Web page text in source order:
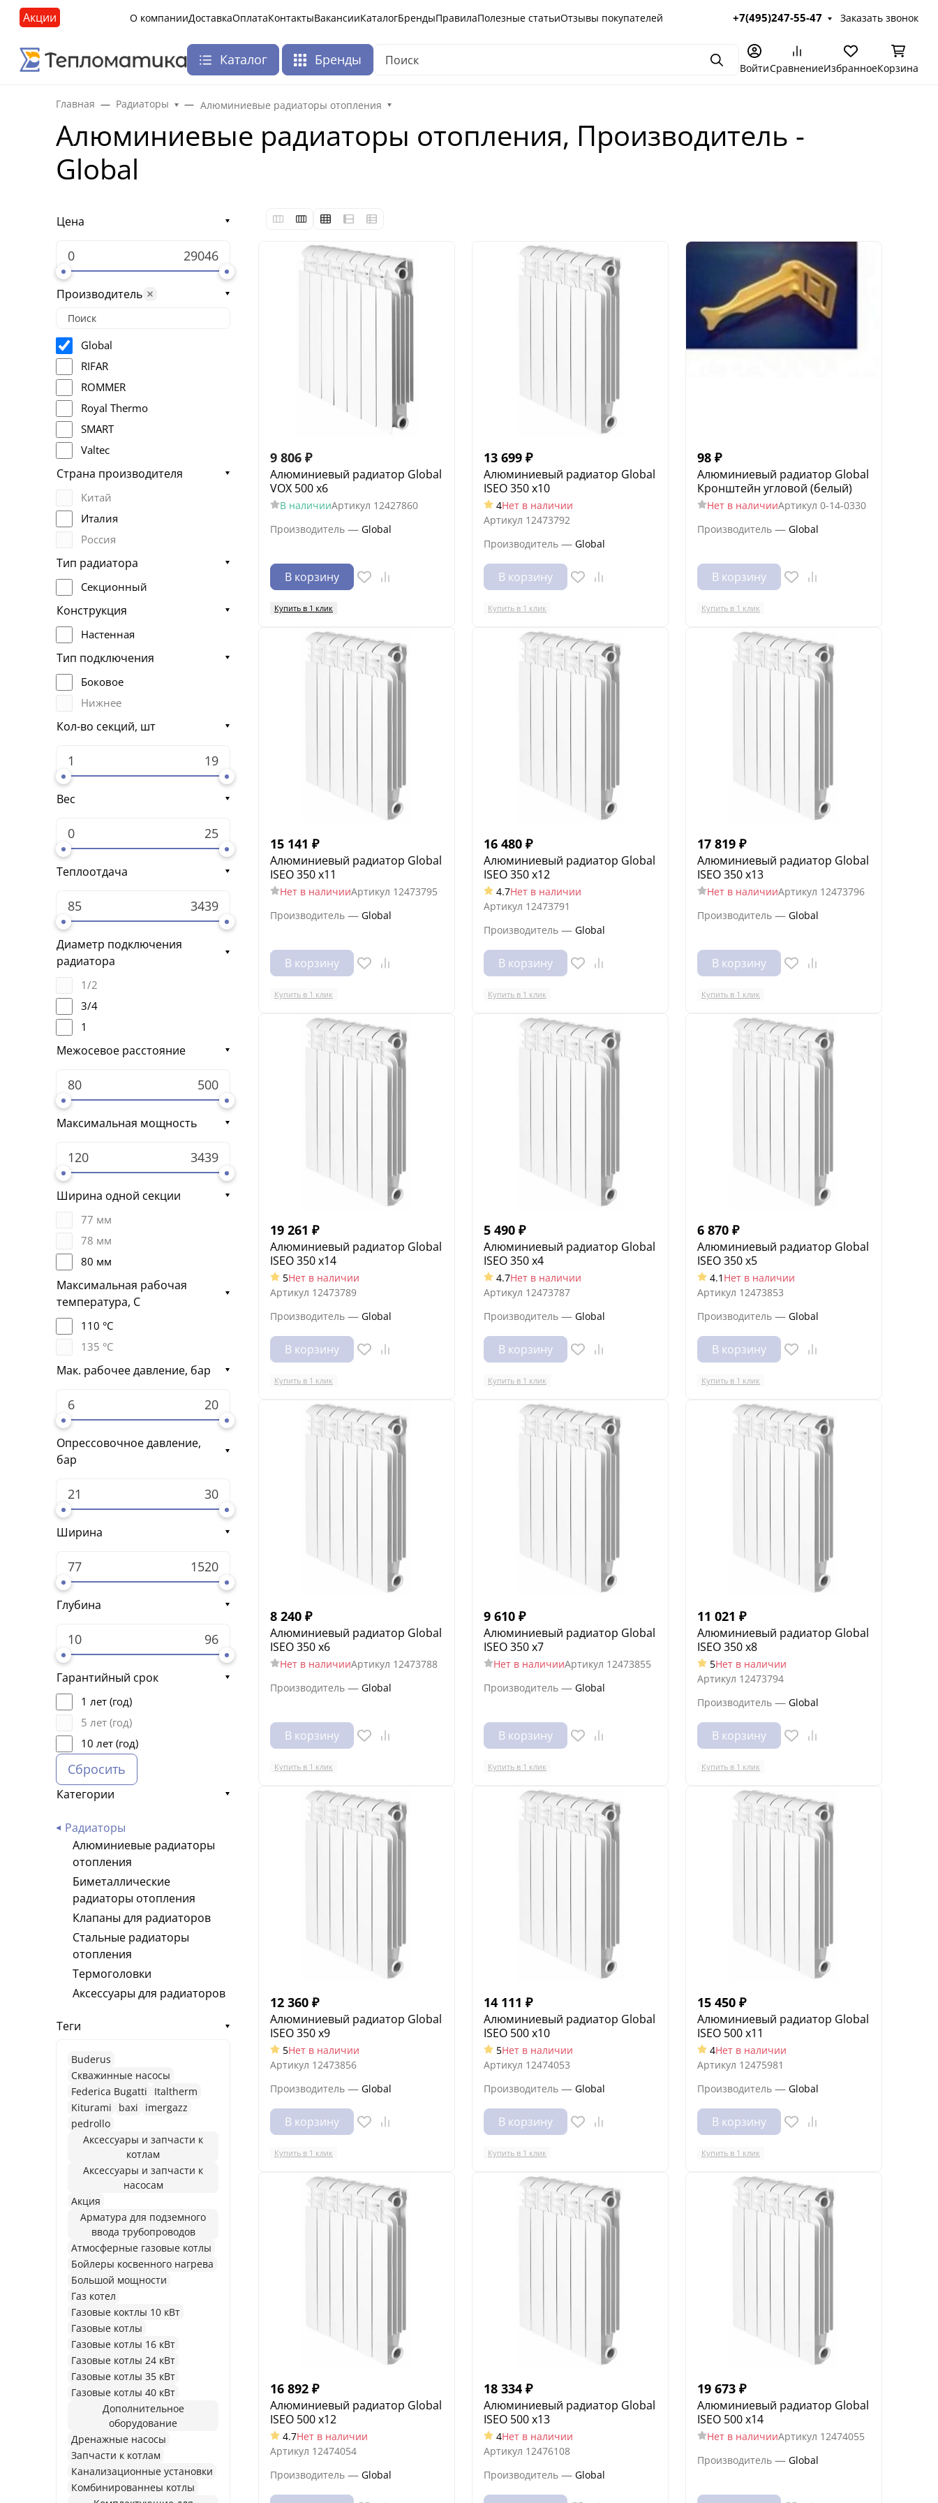
Акции О компанииДоставкаОплатаКонтактыВакансииКаталогБрендыПравилаПолезные статьиОтзывы покупателей +7(495)247-55-47 Заказать звонок
Каталог Бренды ПоискВойтиСравнениеИзбранноеКорзина
Главная Радиаторы Алюминиевые радиаторы отопления
Алюминиевые радиаторы отопления, Производитель -
Global
Цена
Производитель
Global
RIFAR
ROMMER
Royal Thermo
SMART
Valtec
Страна производителя
Китай
Италия
Россия
Тип радиатора
Секционный
Конструкция
Настенная
Тип подключения
Боковое
Нижнее
Кол-во секций, шт
Вес
Теплоотдача
Диаметр подключения
радиатора
1/2
3/4
1
Межосевое расстояние
Максимальная мощность
Ширина одной секции
77 мм
78 мм
80 мм
Максимальная рабочая
температура, С
110 °С
135 °С
Мак. рабочее давление, бар
Опрессовочное давление,
бар
Ширина
Глубина
Гарантийный срок
1 лет (год)
5 лет (год)
10 лет (год)
Сбросить
Категории
Радиаторы
Алюминиевые радиаторы
отопления
Биметаллические
радиаторы отопления
Клапаны для радиаторов
Стальные радиаторы
отопления
Термоголовки
Аксессуары для радиаторов
Теги
Buderus
Cкважинные насосы
Federica Bugatti
Italtherm
Kiturami
baxi
imergazz
pedrollo
Аксессуары и запчасти к
котлам
Аксессуары и запчасти к
насосам
Акция
Арматура для подземного
ввода трубопроводов
Атмосферные газовые котлы
Бойлеры косвенного нагрева
Большой мощности
Газ котел
Газовые коктлы 10 кВт
Газовые котлы
Газовые котлы 16 кВт
Газовые котлы 24 кВт
Газовые котлы 35 кВт
Газовые котлы 40 кВт
Дополнительное
оборудование
Дренажные насосы
Запчасти к котлам
Канализационные установки
Комбинированнеы котлы
9 806 ₽
Алюминиевый радиатор Global
VOX 500 x6
В наличииАртикул 12427860
Производитель — Global
В корзину
Купить в 1 клик
13 699 ₽
Алюминиевый радиатор Global
ISEO 350 x10
4Нет в наличии
Артикул 12473792
Производитель — Global
В корзину
Купить в 1 клик
98 ₽
Алюминиевый радиатор Global
Кронштейн угловой (белый)
Нет в наличииАртикул 0-14-0330
Производитель — Global
В корзину
Купить в 1 клик
15 141 ₽
Алюминиевый радиатор Global
ISEO 350 x11
Нет в наличииАртикул 12473795
Производитель — Global
В корзину
Купить в 1 клик
16 480 ₽
Алюминиевый радиатор Global
ISEO 350 x12
4.7Нет в наличии
Артикул 12473791
Производитель — Global
В корзину
Купить в 1 клик
17 819 ₽
Алюминиевый радиатор Global
ISEO 350 x13
Нет в наличииАртикул 12473796
Производитель — Global
В корзину
Купить в 1 клик
19 261 ₽
Алюминиевый радиатор Global
ISEO 350 x14
5Нет в наличии
Артикул 12473789
Производитель — Global
В корзину
Купить в 1 клик
5 490 ₽
Алюминиевый радиатор Global
ISEO 350 x4
4.7Нет в наличии
Артикул 12473787
Производитель — Global
В корзину
Купить в 1 клик
6 870 ₽
Алюминиевый радиатор Global
ISEO 350 x5
4.1 Нет в наличии
Артикул 12473853
Производитель — Global
В корзину
Купить в 1 клик
8 240 ₽
Алюминиевый радиатор Global
ISEO 350 x6
Нет в наличииАртикул 12473788
Производитель — Global
В корзину
Купить в 1 клик
9 610 ₽
Алюминиевый радиатор Global
ISEO 350 x7
Нет в наличииАртикул 12473855
Производитель — Global
В корзину
Купить в 1 клик
11 021 ₽
Алюминиевый радиатор Global
ISEO 350 x8
5Нет в наличии
Артикул 12473794
Производитель — Global
В корзину
Купить в 1 клик
12 360 ₽
Алюминиевый радиатор Global
ISEO 350 x9
5Нет в наличии
Артикул 12473856
Производитель — Global
В корзину
Купить в 1 клик
14 111 ₽
Алюминиевый радиатор Global
ISEO 500 x10
5Нет в наличии
Артикул 12474053
Производитель — Global
В корзину
Купить в 1 клик
15 450 ₽
Алюминиевый радиатор Global
ISEO 500 x11
4Нет в наличии
Артикул 12475981
Производитель — Global
В корзину
Купить в 1 клик
16 892 ₽
Алюминиевый радиатор Global
ISEO 500 x12
4.7Нет в наличии
Артикул 12474054
Производитель — Global
18 334 ₽
Алюминиевый радиатор Global
ISEO 500 x13
4Нет в наличии
Артикул 12476108
Производитель — Global
19 673 ₽
Алюминиевый радиатор Global
ISEO 500 x14
Нет в наличииАртикул 12474055
Производитель — Global